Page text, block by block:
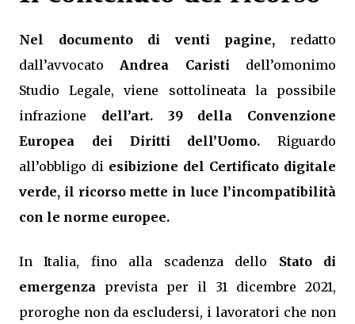
Nel documento di venti pagine, redatto
dall’avvocatoAndrea Caristi dell’omonimo
Studio Legale, viene sottolineata la possibile
infrazione dell’art. 39 della Convenzione
Europea dei Diritti dell’Uomo. Riguardo
all’obbligo di esibizione del Certificato digitale
verde, il ricorso mette in luce l’incompatibilità
con le norme europee.
In Italia, fino alla scadenza dello Stato di
emergenza prevista per il 31 dicembre 2021,
proroghe non da escludersi, i lavoratori che non